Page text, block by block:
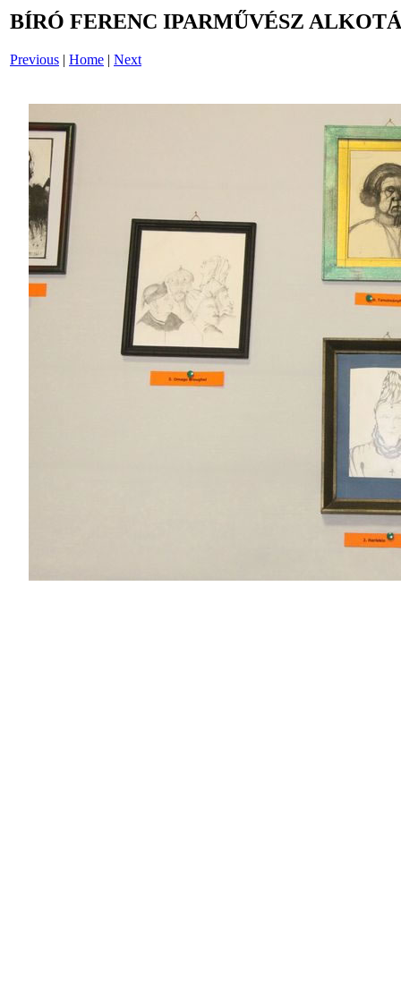
BÍRÓ FERENC IPARMŰVÉSZ
Previous | Home | Next